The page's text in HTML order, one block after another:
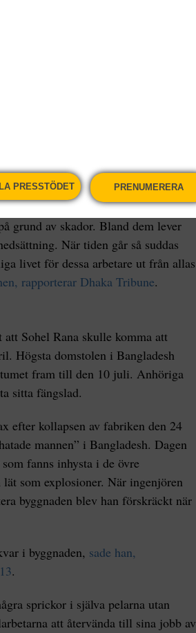
fackliga organisationer som
att landets högsta domstol
Plaza”,
Akter på Twitter
omkring 2 500, och många
krävde också att skadade
att barn till arbetare som skadades
liksom en högre minimilön för
grund av skador. Bland dem lever
När tiden går så suddas
livet för dessa arbetare ut från allas
rapporterar Dhaka Tribune.
Sohel Rana skulle komma att
Högsta domstolen i Bangladesh
fram till den 10 juli. Anhöriga
sitta fängslad.
efter kollapsen av fabriken den 24
mannen” i Bangladesh. Dagen
fanns inhysta i de övre
som explosioner. När ingenjören
byggnaden blev han förskräckt när
i byggnaden, sade han,
.
sprickor i själva pelarna utan
att återvända till sina jobb av
PRESSTÖDET PRENUMERERA